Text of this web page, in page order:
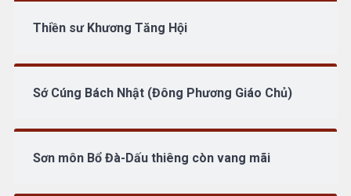
Thiền sư Khương Tăng Hội
Sớ Cúng Bách Nhật (Đông Phương Giáo Chủ)
Sơn môn Bổ Đà-Dấu thiêng còn vang mãi